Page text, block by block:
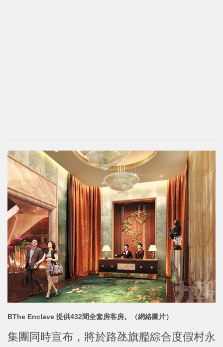
BThe Enclave 提供432間全套房客房。 （網絡圖片）
集團同時宣布，將於路氹旗艦綜合度假村永